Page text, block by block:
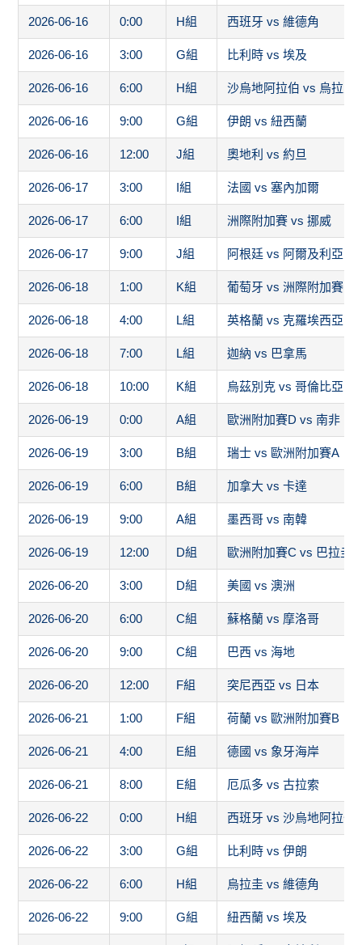
2026-06-16 0:00 H組 西班牙 vs 維德角
2026-06-16 3:00 G組 比利時 vs 埃及
2026-06-16 6:00 H組 沙烏地阿拉伯 vs 烏拉圭
2026-06-16 9:00 G組 伊朗 vs 紐西蘭
2026-06-16 12:00 J組 奧地利 vs 約旦
2026-06-17 3:00 I組 法國 vs 塞內加爾
2026-06-17 6:00 I組 洲際附加賽 vs 挪威
2026-06-17 9:00 J組 阿根廷 vs 阿爾及利亞
2026-06-18 1:00 K組 葡萄牙 vs 洲際附加賽1
2026-06-18 4:00 L組 英格蘭 vs 克羅埃西亞
2026-06-18 7:00 L組 迦納 vs 巴拿馬
2026-06-18 10:00 K組 烏茲別克 vs 哥倫比亞
2026-06-19 0:00 A組 歐洲附加賽D vs 南非
2026-06-19 3:00 B組 瑞士 vs 歐洲附加賽A
2026-06-19 6:00 B組 加拿大 vs 卡達
2026-06-19 9:00 A組 墨西哥 vs 南韓
2026-06-19 12:00 D組 歐洲附加賽C vs 巴拉圭
2026-06-20 3:00 D組 美國 vs 澳洲
2026-06-20 6:00 C組 蘇格蘭 vs 摩洛哥
2026-06-20 9:00 C組 巴西 vs 海地
2026-06-20 12:00 F組 突尼西亞 vs 日本
2026-06-21 1:00 F組 荷蘭 vs 歐洲附加賽B
2026-06-21 4:00 E組 德國 vs 象牙海岸
2026-06-21 8:00 E組 厄瓜多 vs 古拉索
2026-06-22 0:00 H組 西班牙 vs 沙烏地阿拉伯
2026-06-22 3:00 G組 比利時 vs 伊朗
2026-06-22 6:00 H組 烏拉圭 vs 維德角
2026-06-22 9:00 G組 紐西蘭 vs 埃及